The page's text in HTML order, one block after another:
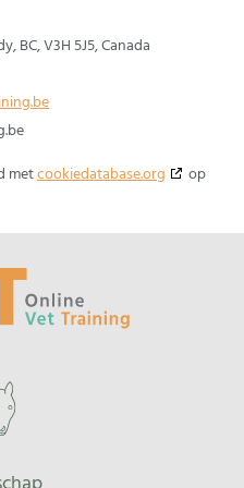
BC, V3H 5J5, Canada
metcookiedatabase.org
op